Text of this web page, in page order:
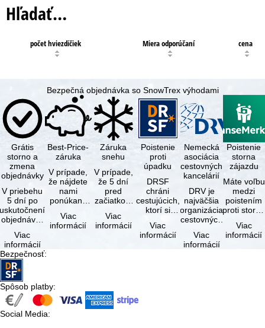
Hľadať…
počet hviezdičiek Miera odporúčaní cena
Bezpečná objednávka so SnowTrex výhodami
Grátis
storno a
zmena
objednávky
V priebehu
5 dní po
uskutočnení
objednávky
tejto
objednávky
bezplatne
…
Viac
informácií
Best-Price-
záruka
V prípade,
že nájdete
nami
ponúkaný
rovnakými
službami
Viac
informácií
Záruka
snehu
V prípade,
že 5 dní
pred
začiatkom
(deň
príjazdu)
Viac
informácií
Poistenie
proti
úpadku
DRSF
chráni
cestujúcich,
ktorí si
zájazd
alebo
Viac
informácií
Nemecká
asociácia
cestovných
kancelárií
DRV je
najväčšia
organizácia
cestovných
organizátorov
zájazdov v …
Viac
informácií
Poistenie
storna
zájazdu
Máte voľbu
medzi
poistením
proti stornu
cestovným
Viac
informácií
Bezpečnosť:
Spôsob platby:
Social Media: